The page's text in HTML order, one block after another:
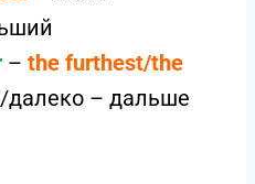
– the furthest/the
далеко – дальше